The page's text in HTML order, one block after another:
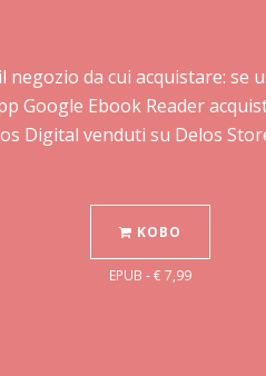
da cui acquistare: se
Google Ebook Reader
Digital venduti su Delos
KOBO
EPUB - € 7,99